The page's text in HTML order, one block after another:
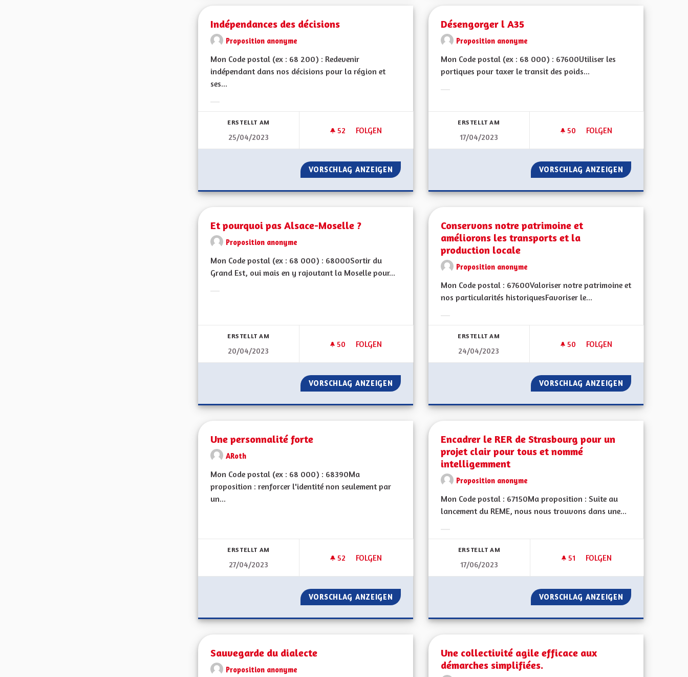
Indépendances des décisions
Proposition anonyme
Mon Code postal (ex : 68 200) : Redevenir
indépendant dans nos décisions pour la région et
ses...
ERSTELLT AM
25/04/2023
52 52 FOLLOWER
FOLGEN
INDÉPENDANCES DES DÉCISIONS
VORSCHLAG ANZEIGEN INDÉPENDANCES DES DÉCISIONS
Désengorger l A35
Proposition anonyme
Mon Code postal (ex : 68 000) : 67600Utiliser les
portiques pour taxer le transit des poids...
ERSTELLT AM
17/04/2023
50 50 FOLLOWER
FOLGEN
DÉSENGORGER L A35
VORSCHLAG ANZEIGEN DÉSENGORGER L
Et pourquoi pas Alsace-Moselle ?
Proposition anonyme
Mon Code postal (ex : 68 000) : 68000Sortir du
Grand Est, oui mais en y rajoutant la Moselle pour...
ERSTELLT AM
20/04/2023
50 50 FOLLOWER
FOLGEN
ET POURQUOI PAS ALSACE-MOSELLE ?
VORSCHLAG ANZEIGEN ET POURQUOI PAS ALSACE-MOSELLE ?
Conservons notre patrimoine et
améliorons les transports et la
production locale
Proposition anonyme
Mon Code postal : 67600Valoriser notre patrimoine et
nos particularités historiquesFavoriser le...
ERSTELLT AM
24/04/2023
50 50 FOLLOWER
FOLGEN
CONSERVONS NOTRE
VORSCHLAG ANZEIGEN CONSERVONS
Une personnalité forte
ARoth
Mon Code postal (ex : 68 000) : 68390Ma
proposition : renforcer l'identité non seulement par
un...
ERSTELLT AM
27/04/2023
52 52 FOLLOWER
FOLGEN
UNE PERSONNALITÉ FORTE
VORSCHLAG ANZEIGEN UNE PERSONNALITÉ FORTE
Encadrer le RER de Strasbourg pour un
projet clair pour tous et nommé
intelligemment
Proposition anonyme
Mon Code postal : 67150Ma proposition : Suite au
lancement du REME, nous nous trouvons dans une...
ERSTELLT AM
17/06/2023
51 51 FOLLOWER
FOLGEN
ENCADRER LE RER DE
VORSCHLAG ANZEIGEN ENCADRER LE
Sauvegarde du dialecte
Proposition anonyme
Une collectivité agile efficace aux
démarches simplifiées.